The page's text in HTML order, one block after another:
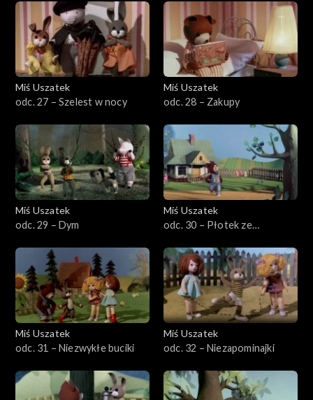
Miś Uszatek
odc. 27 – Szelest w nocy
Miś Uszatek
odc. 28 – Zakupy
Miś Uszatek
odc. 29 – Dym
Miś Uszatek
odc. 30 – Płotek ze
Miś Uszatek
odc. 31 – Niezwykłe buciki
Miś Uszatek
odc. 32 – Niezapominajki